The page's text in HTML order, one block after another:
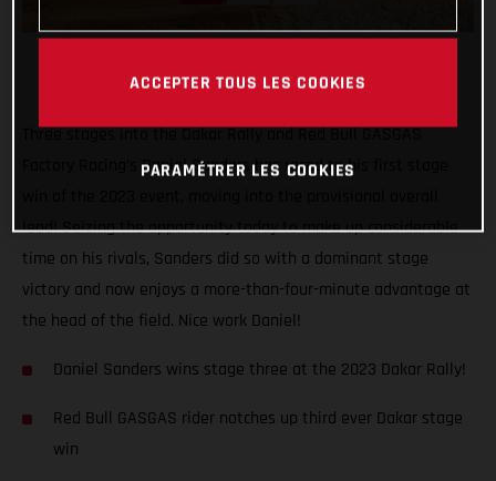
Three stages into the Dakar Rally and Red Bull GASGAS
Factory Racing’s Daniel Sanders has raced to his first stage
lead! Seizing the opportunity today to make up considerable
time on his rivals, Sanders did so with a dominant stage
victory and now enjoys a more-than-four-minute advantage at
the head of the field. Nice work Daniel!
Daniel Sanders wins stage three at the 2023 Dakar Rally!
Red Bull GASGAS rider notches up third ever Dakar stage
win
ACCEPTER TOUS LES COOKIES
PARAMÉTRER LES COOKIES